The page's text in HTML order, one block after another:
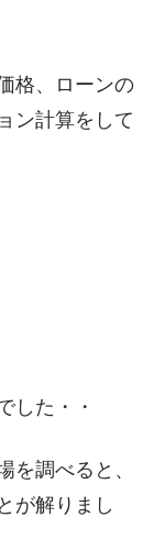
格、ローンの
ン計算をして
した・・
を調べると、
が解りまし